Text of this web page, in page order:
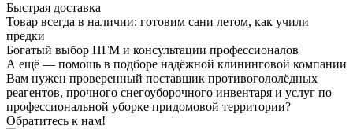
Быстрая доставка
Товар всегда в наличии: готовим сани летом, как учили
предки
Богатый выбор ПГМ и консультации профессионалов
А ещё — помощь в подборе надёжной клининговой компании
Вам нужен проверенный поставщик противогололёдных
реагентов, прочного снегоуборочного инвентаря и услуг по
профессиональной уборке придомовой территории?
Обратитесь к нам!